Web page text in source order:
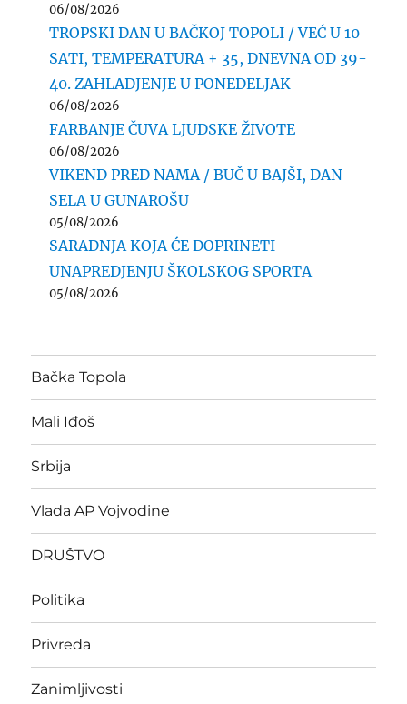
06/08/2026
TROPSKI DAN U BAČKOJ TOPOLI / VEĆ U 10
SATI, TEMPERATURA + 35, DNEVNA OD 39-
40. ZAHLADJENJE U PONEDELJAK
06/08/2026
FARBANJE ČUVA LJUDSKE ŽIVOTE
06/08/2026
VIKEND PRED NAMA / BUČ U BAJŠI, DAN
SELA U GUNAROŠU
05/08/2026
SARADNJA KOJA ĆE DOPRINETI
UNAPREDJENJU ŠKOLSKOG SPORTA
05/08/2026
Bačka Topola
Mali Iđoš
Srbija
Vlada AP Vojvodine
DRUŠTVO
Politika
Privreda
Zanimljivosti